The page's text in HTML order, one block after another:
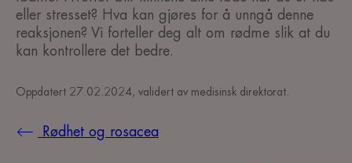
eller stresset? Hva kan gjøres for å unngå denne
reaksjonen? Vi forteller deg alt om rødme slik at du
kan kontrollere det bedre.
Oppdatert 27.02.2024, validert av medisinsk direktorat
Rødhet og rosacea